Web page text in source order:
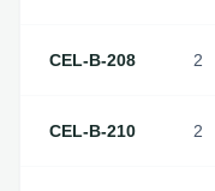
CEL-B-208 2
CEL-B-210 2